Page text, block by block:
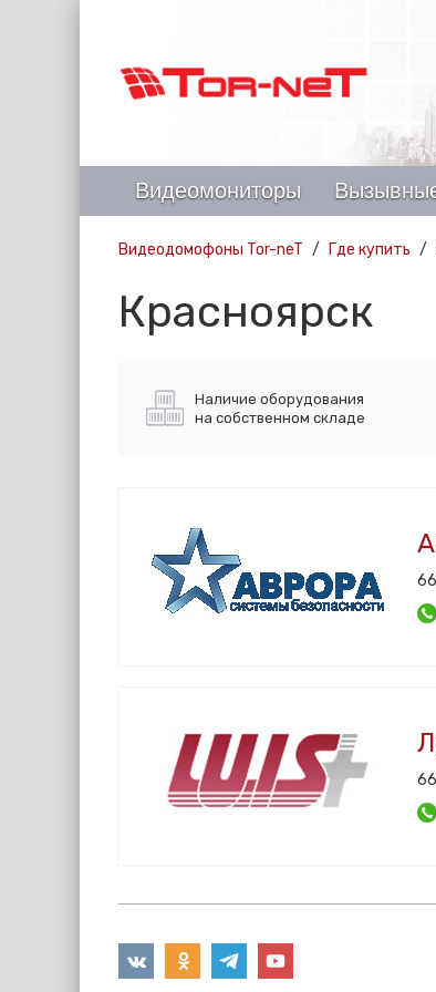
Видеомониторы
Видеодомофоны Tor-neT Где купить
Красноярск
Наличие оборудования
на собственном складе